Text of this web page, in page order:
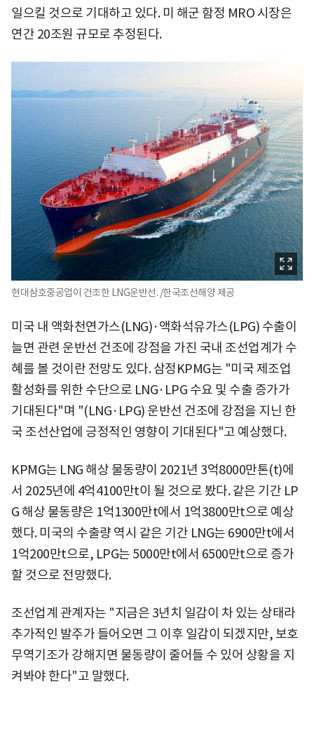
일으킬 것으로 기대하고 있다. 미 해군 함정 MRO 시장은
연간 20조원 규모로 추정된다.
현대삼호중공업이 건조한 LNG운반선. /한국조선해양 제공
미국 내 액화천연가스(LNG)·액화석유가스(LPG) 수출이
늘면 관련 운반선 건조에 강점을 가진 국내 조선업계가 수
혜를 볼 것이란 전망도 있다. 삼정KPMG는 "미국 제조업
활성화를 위한 수단으로 LNG·LPG 수요 및 수출 증가가
기대된다"며 "(LNG·LPG) 운반선 건조에 강점을 지닌 한
국 조선산업에 긍정적인 영향이 기대된다"고 예상했다.
KPMG는 LNG 해상 물동량이 2021년 3억8000만톤(t)에
서 2025년에 4억4100만t이 될 것으로 봤다. 같은 기간 LP
G 해상 물동량은 1억1300만t에서 1억3800만t으로 예상
했다. 미국의 수출량 역시 같은 기간 LNG는 6900만t에서
1억200만t으로, LPG는 5000만t에서 6500만t으로 증가
할 것으로 전망했다.
조선업계 관계자는 "지금은 3년치 일감이 차 있는 상태라
추가적인 발주가 들어오면 그 이후 일감이 되겠지만, 보호
무역기조가 강해지면 물동량이 줄어들 수 있어 상황을 지
켜봐야 한다"고 말했다.